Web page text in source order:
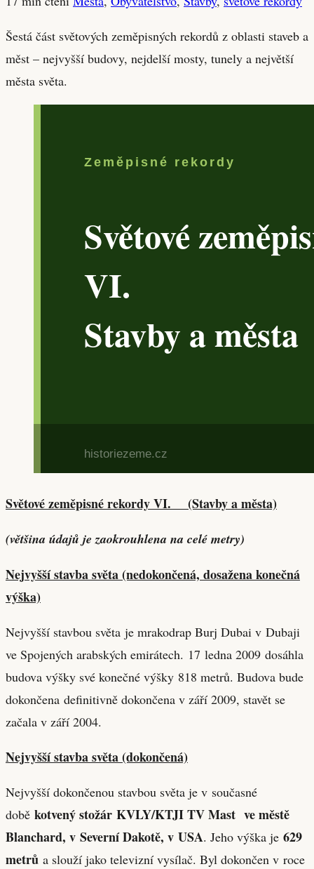
Šestá část světových zeměpisných rekordů z oblasti staveb a
měst – nejvyšší budovy, nejdelší mosty, tunely a největší
města světa.
Světové zeměpisné rekordy VI. (Stavby a města)
(většina údajů je zaokrouhlena na celé metry)
Nejvyšší stavba světa (nedokončená, dosažena konečná
výška)
Nejvyšší stavbou světa je mrakodrap Burj Dubai v Dubaji
ve Spojených arabských emirátech. 17 ledna 2009 dosáhla
budova výšky své konečné výšky 818 metrů. Budova bude
dokončena definitivně dokončena v září 2009, stavět se
začala v září 2004.
Nejvyšší stavba světa (dokončená)
Nejvyšší dokončenou stavbou světa je v současné
době kotvený stožár KVLY/KTJI TV Mast ve městě
Blanchard, v Severní Dakotě, v USA. Jeho výška je 629
metrů a slouží jako televizní vysílač. Byl dokončen v roce